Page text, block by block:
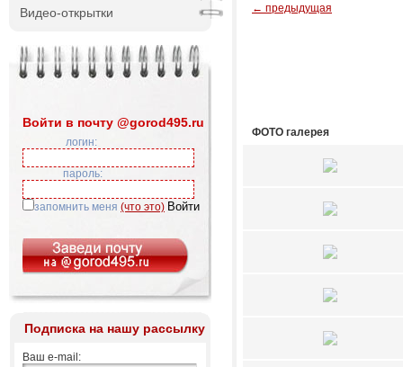
Видео-открытки
Войти в почту @gorod495.ru
логин:
пароль:
запомнить меня (что это)
Подписка на нашу рассылку
Ваш e-mail:
← предыдущая
ФОТО галерея